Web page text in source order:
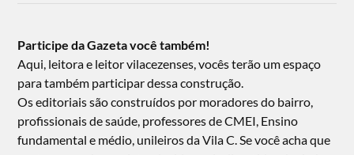
Participe da Gazeta você também!
Aqui, leitora e leitor vilacezenses, vocês terão um espaço
para também participar dessa construção.
Os editoriais são construídos por moradores do bairro,
profissionais de saúde, professores de CMEI, Ensino
fundamental e médio, unileiros da Vila C. Se você acha que